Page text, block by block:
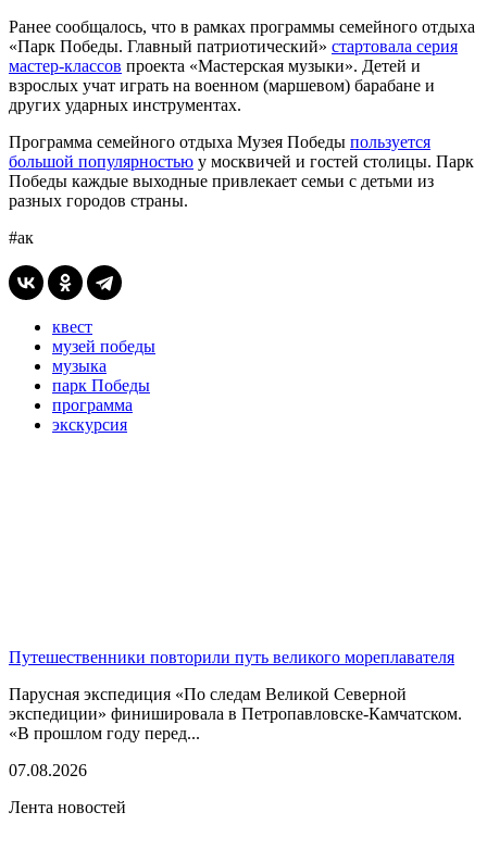
Ранее сообщалось, что в рамках программы семейного отдыха
«Парк Победы. Главный патриотический» стартовала серия
мастер-классов проекта «Мастерская музыки». Детей и
взрослых учат играть на военном (маршевом) барабане и
других ударных инструментах.
Программа семейного отдыха Музея Победы пользуется
большой популярностью у москвичей и гостей столицы. Парк
Победы каждые выходные привлекает семьи с детьми из
разных городов страны.
#ак
квест
музей победы
музыка
парк Победы
программа
экскурсия
Путешественники повторили путь великого мореплавателя
Парусная экспедиция «По следам Великой Северной
экспедиции» финишировала в Петропавловске-Камчатском.
«В прошлом году перед...
07.08.2026
Лента новостей